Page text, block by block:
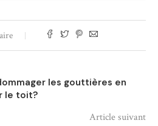
les gouttières en
le toit?
Article suivant